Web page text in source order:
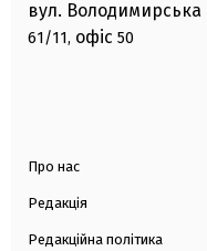
вул. Володимирська
61/11, офіс 50
Про нас
Редакція
Редакційна політика